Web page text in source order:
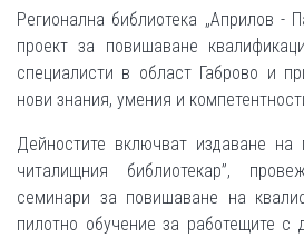
Регионална библиотека „Априлов -
проект за повишаване
специалисти в област Габрово и
нови знания, умения и
Дейностите включват издаване
читалищния библиотекар”,
семинари за повишаване на
пилотно обучение за работещите с